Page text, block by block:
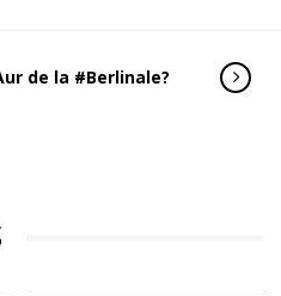
de la #Berlinale?